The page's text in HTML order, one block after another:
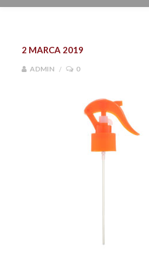
2 MARCA 2019
ADMIN 0